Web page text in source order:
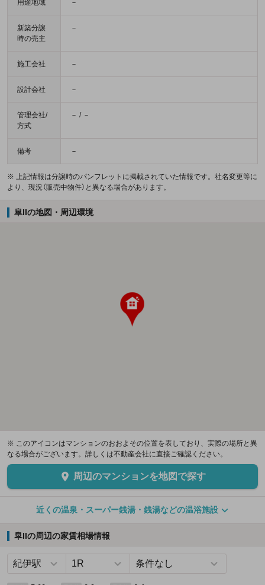
用途地域 －
新築分譲
時の売主
－
施工会社 －
設計会社 －
管理会社/
方式
－ / －
備考 －
※ 上記情報は分譲時のパンフレットに掲載されていた情報です。社名変更等に
より、現況（販売中物件）と異なる場合があります。
皐IIの地図・周辺環境
※ このアイコンはマンションのおおよその位置を表しており、実際の場所と異
なる場合がございます。詳しくは不動産会社に直接ご確認ください。
周辺のマンションを地図で探す
近くの温泉・スーパー銭湯・銭湯などの温浴施設
皐IIの周辺の家賃相場情報